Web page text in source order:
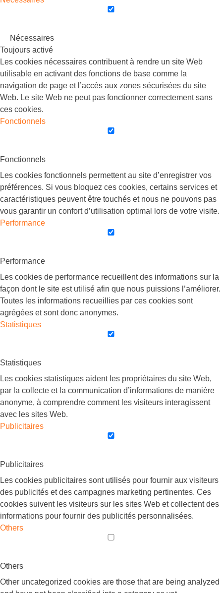
Nécessaires
Toujours activé
Les cookies nécessaires contribuent à rendre un site Web
utilisable en activant des fonctions de base comme la
navigation de page et l’accès aux zones sécurisées du site
Web. Le site Web ne peut pas fonctionner correctement sans
ces cookies.
Fonctionnels
Fonctionnels
Les cookies fonctionnels permettent au site d’enregistrer vos
préférences. Si vous bloquez ces cookies, certains services et
caractéristiques peuvent être touchés et nous ne pouvons pas
vous garantir un confort d’utilisation optimal lors de votre visite.
Performance
Performance
Les cookies de performance recueillent des informations sur la
façon dont le site est utilisé afin que nous puissions l’améliorer.
Toutes les informations recueillies par ces cookies sont
agrégées et sont donc anonymes.
Statistiques
Statistiques
Les cookies statistiques aident les propriétaires du site Web,
par la collecte et la communication d’informations de manière
anonyme, à comprendre comment les visiteurs interagissent
avec les sites Web.
Publicitaires
Publicitaires
Les cookies publicitaires sont utilisés pour fournir aux visiteurs
des publicités et des campagnes marketing pertinentes. Ces
cookies suivent les visiteurs sur les sites Web et collectent des
informations pour fournir des publicités personnalisées.
Others
Others
Other uncategorized cookies are those that are being analyzed